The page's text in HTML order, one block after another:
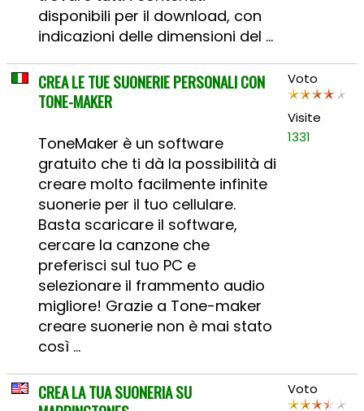
disponibili per il download, con
indicazioni delle dimensioni del ...
CREA LE TUE SUONERIE PERSONALI CON
TONE-MAKER
ToneMaker è un software
gratuito che ti dà la possibilità di
creare molto facilmente infinite
suonerie per il tuo cellulare.
Basta scaricare il software,
cercare la canzone che
preferisci sul tuo PC e
selezionare il frammento audio
migliore! Grazie a Tone-maker
creare suonerie non è mai stato
così ...
Voto
Visite
1331
CREA LA TUA SUONERIA SU
Voto